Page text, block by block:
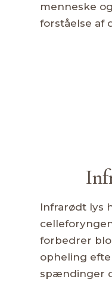
menneske
forståelse af
Infrarødt lys
forbedrer
opheling
spændinger